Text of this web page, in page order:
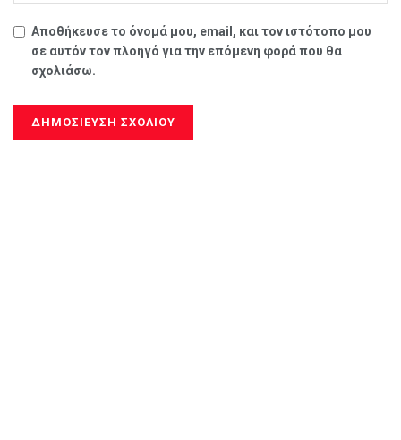
Αποθήκευσε το όνομά μου, email, και τον ιστότοπο μου
σε αυτόν τον πλοηγό για την επόμενη φορά που θα
σχολιάσω.